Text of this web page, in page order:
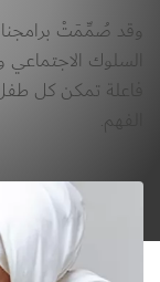
وقد صُمِّمَتْ برامجنا
السلوك
فاعلة تمكن كل
الفهم.
الصورة